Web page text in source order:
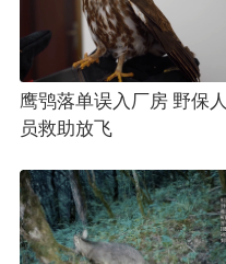
鹰鸮落单误入厂房 野保人
员救助放飞